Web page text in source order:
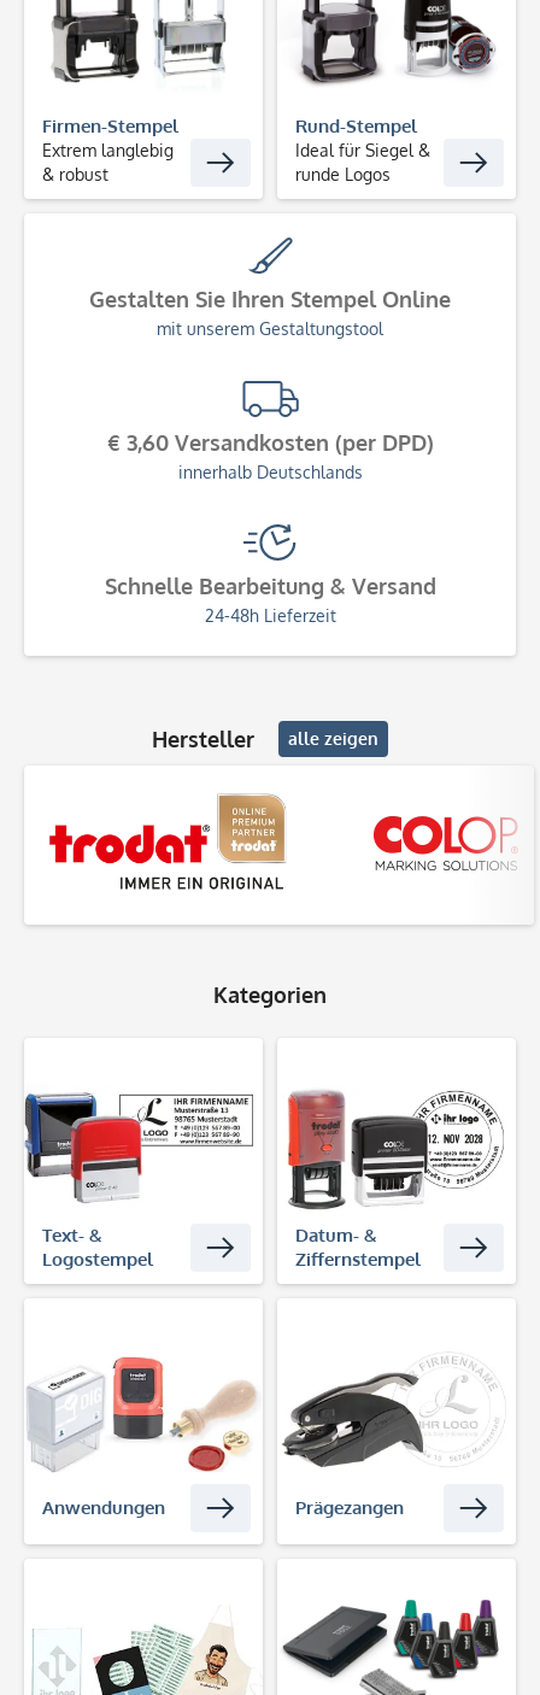
Text- &
Logostempel
Firmen-Stempel
Extrem langlebig
& robust
Rund-Stempel
Ideal für Siegel &
runde Logos
Datum- &
Ziffernstempel
Anwendungen Prägezangen
Gestalten Sie Ihren Stempel Online
mit unserem Gestaltungstool
€ 3,60 Versandkosten (per DPD)
innerhalb Deutschlands
Schnelle Bearbeitung & Versand
24-48h Lieferzeit
Hersteller alle zeigen
Kategorien